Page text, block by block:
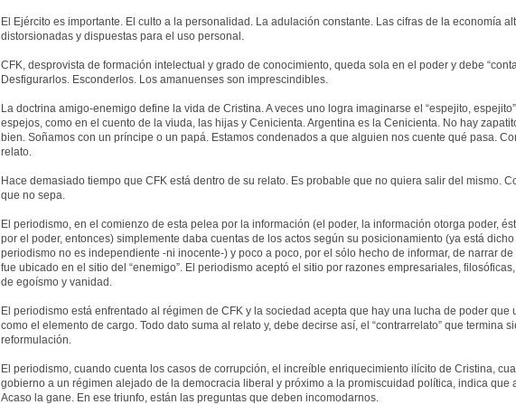
El Ejército es importante. El culto a la personalidad. La adulación constante. Las cifras de la economía
distorsionadas y dispuestas para el uso personal.
CFK, desprovista de formación intelectual y grado de conocimiento, queda sola en el poder y debe
Desfigurarlos. Esconderlos. Los amanuenses son imprescindibles.
La doctrina amigo-enemigo define la vida de Cristina. A veces uno logra imaginarse el “espejito,
espejos, como en el cuento de la viuda, las hijas y Cenicienta. Argentina es la Cenicienta. No hay
bien. Soñamos con un príncipe o un papá. Estamos condenados a que alguien nos cuente qué pasa.
relato.
Hace demasiado tiempo que CFK está dentro de su relato. Es probable que no quiera salir del mismo.
que no sepa.
El periodismo, en el comienzo de esta pelea por la información (el poder, la información otorga poder,
por el poder, entonces) simplemente daba cuentas de los actos según su posicionamiento (ya está dicho
periodismo no es independiente -ni inocente-) y poco a poco, por el sólo hecho de informar, de narrar
fue ubicado en el sitio del “enemigo”. El periodismo aceptó el sitio por razones empresariales,
de egoísmo y vanidad.
El periodismo está enfrentado al régimen de CFK y la sociedad acepta que hay una lucha de poder que
como el elemento de cargo. Todo dato suma al relato y, debe decirse así, el “contrarrelato” que termina
reformulación.
El periodismo, cuando cuenta los casos de corrupción, el increíble enriquecimiento ilícito de Cristina,
gobierno a un régimen alejado de la democracia liberal y próximo a la promiscuidad política, indica que
Acaso la gane. En ese triunfo, están las preguntas que deben incomodarnos.